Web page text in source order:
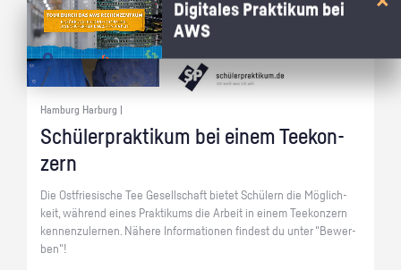
Hamburg Harburg |
Schü­ler­prak­ti­kum bei einem Tee­kon­
zern
Die Ost­frie­si­sche Tee Ge­sell­schaft bie­tet Schü­lern die Mög­lich­
keit, wäh­rend eines Prak­ti­kums die Ar­beit in einem Tee­kon­zern
ken­nen­zu­ler­nen. Nä­he­re In­for­ma­tio­nen fin­dest du unter "Be­wer­
ben"!
Digitales Praktikum bei
AWS